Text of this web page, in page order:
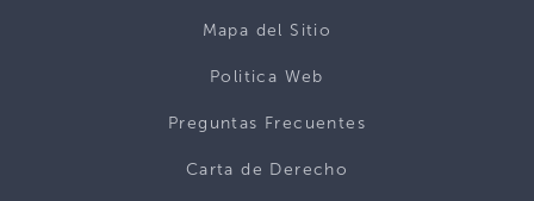
Mapa del Sitio
Politica Web
Preguntas Frecuentes
Carta de Derecho